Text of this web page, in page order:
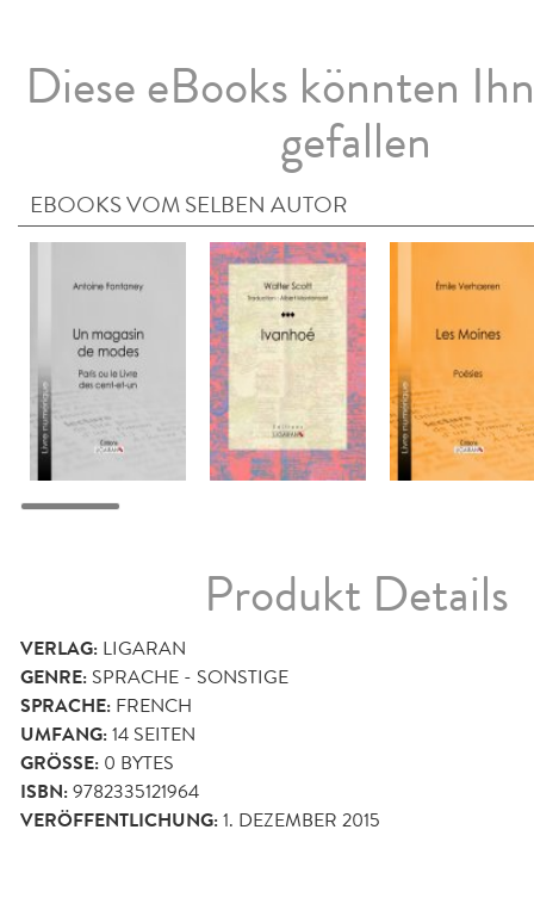
Diese eBooks könnten
gefallen
EBOOKS VOM SELBEN AUTOR
Produkt Details
VERLAG: LIGARAN
GENRE: SPRACHE - SONSTIGE
SPRACHE: FRENCH
UMFANG:14 SEITEN
GRÖSSE: 0 BYTES
ISBN:9782335121964
VERÖFFENTLICHUNG:1. DEZEMBER 2015